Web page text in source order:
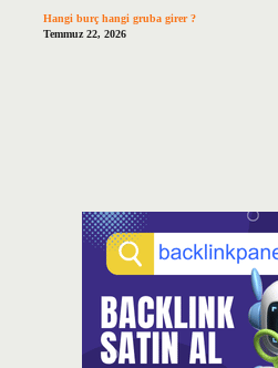
Hangi burç hangi gruba girer ?
Temmuz 22, 2026